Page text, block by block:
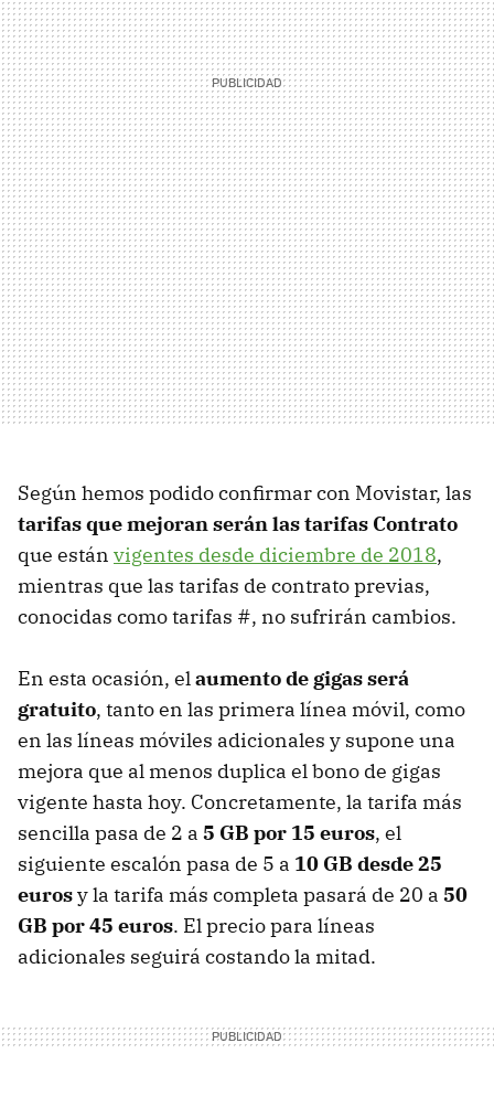
Según hemos podido confirmar con Movistar, las
tarifas que mejoran serán las tarifas Contrato
que están vigentes desde diciembre de 2018,
mientras que las tarifas de contrato previas,
conocidas como tarifas #, no sufrirán cambios.
En esta ocasión, elaumento de gigas será
gratuito, tanto en las primera línea móvil, como
en las líneas móviles adicionales y supone una
mejora que al menos duplica el bono de gigas
vigente hasta hoy. Concretamente, la tarifa más
sencilla pasa de 2 a 5 GB por 15 euros, el
siguiente escalón pasa de 5 a 10 GB desde 25
eurosy la tarifa más completa pasará de 20 a 50
GB por 45 euros. El precio para líneas
adicionales seguirá costando la mitad.